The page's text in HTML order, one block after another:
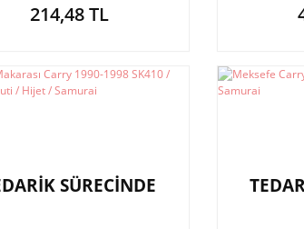
214,48 TL
SÜRECİNDE